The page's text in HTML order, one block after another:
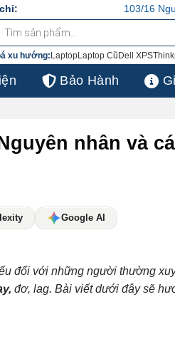
Hồng Đào, P. 14, Q. Tân Bình,
xu hướng: LaptopLaptop Cũ Dell XPS
Bảo Hành
nhân và
Google AI
đối với những người thường
đơ, lag. Bài viết dưới đây sẽ